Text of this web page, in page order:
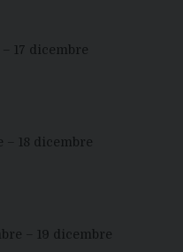
17 dicembre
– 18 dicembre
– 19 dicembre